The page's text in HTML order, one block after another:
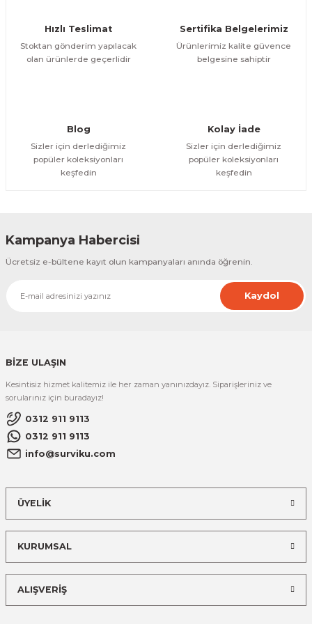
Bu ürüne benzer farklı alternatifler olmalı.
Hızlı Teslimat
Stoktan gönderim yapılacak
olan ürünlerde geçerlidir
Sertifika Belgelerimiz
Ürünlerimiz kalite güvence
belgesine sahiptir
Blog
Sizler için derlediğimiz
popüler koleksiyonları
keşfedin
Kolay İade
Sizler için derlediğimiz
popüler koleksiyonları
keşfedin
Kampanya Habercisi
Ücretsiz e-bültene kayıt olun kampanyaları anında öğrenin.
Kaydol
BİZE ULAŞIN
Kesintisiz hizmet kalitemiz ile her zaman yanınızdayız. Siparişleriniz ve
sorularınız için buradayız!
0312 911 9113
0312 911 9113
info@surviku.com
ÜYELİK
KURUMSAL
ALIŞVERİŞ